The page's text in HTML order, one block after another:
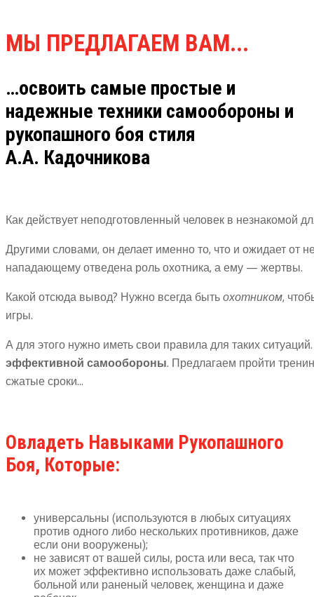
МЫ ПРЕДЛАГАЕМ ВАМ...
…освоить самые простые и
надежные техники самообороны и
рукопашного боя стиля
А.А. Кадочникова
Как действует неподготовленный человек в незнакомой
Другими словами, он делает именно то, что и ожидает
нападающему отведена роль охотника, а ему — жертвы.
Какой отсюда вывод? Нужно всегда быть охотником,
игры.
А для этого нужно иметь свои правила для таких
эффективной самообороны. Предлагаем пройти
сжатые сроки…
Овладеть Навыками Рукопашного
Боя, Которые:
универсальны (используются в любых ситуациях
против одного либо нескольких противников, даже
если они вооружены);
не зависят от вашей силы, роста или веса, так что
их может эффективно использовать даже слабый,
больной или раненый человек, женщина и даже